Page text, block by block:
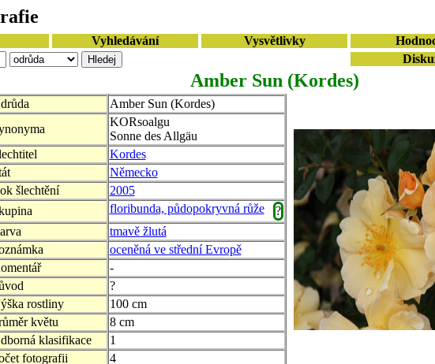
Vyhledávání Vysvětlivky
Amber Sun (Kordes)
Amber Sun (Kordes)
KORsoalgu
Sonne des Allgäu
Kordes
Německo
šlechtění
2005
floribunda, půdopokryvná růže
?
tmavě žlutá
oceněná ve střední Evropě
-
?
rostliny
100 cm
květu
8 cm
klasifikace
1
fotografii
4